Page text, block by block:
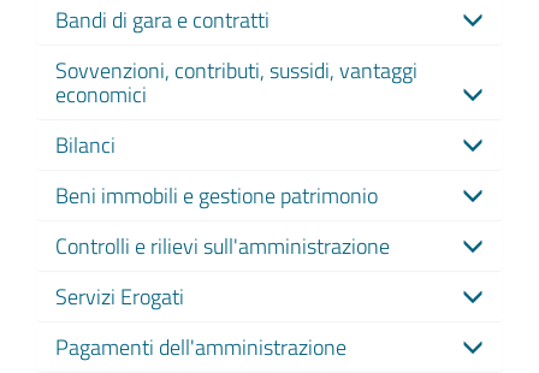
Bandi di gara e contratti
Sovvenzioni, contributi, sussidi, vantaggi
economici
Bilanci
Beni immobili e gestione patrimonio
Controlli e rilievi sull'amministrazione
Servizi Erogati
Pagamenti dell'amministrazione